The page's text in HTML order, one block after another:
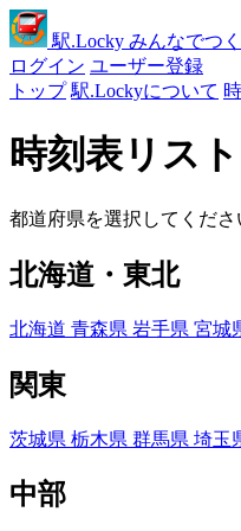
駅.Locky みんなでつ
ログイン ユーザー登録
トップ 駅.Lockyについて
時刻表リスト
都道府県を選択してくださ
北海道・東北
北海道 青森県 岩手県 宮城
関東
茨城県 栃木県 群馬県 埼玉
中部